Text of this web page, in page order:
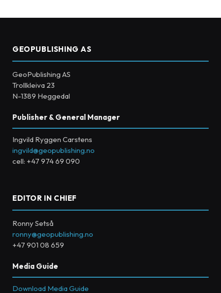
GEOPUBLISHING AS
GeoPublishing AS
Trollkleiva 23
N-1389 Heggedal
Publisher & General Manager
Ingvild Ryggen Carstens
ingvild@geopublishing.no
cell: +47 974 69 090
EDITOR IN CHIEF
Ronny Setså
ronny@geopublishing.no
+47 901 08 659
Media Guide
Download Media Guide